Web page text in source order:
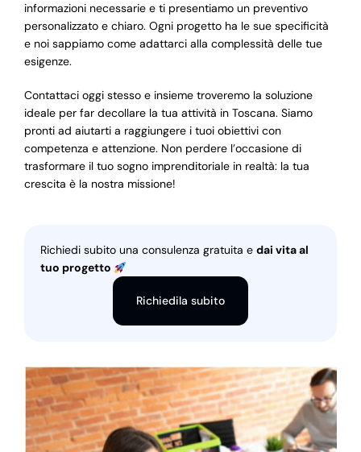
informazioni necessarie e ti presentiamo un preventivo
personalizzato e chiaro. Ogni progetto ha le sue specificità
e noi sappiamo come adattarci alla complessità delle tue
esigenze.
Contattaci oggi stesso e insieme troveremo la soluzione
ideale per far decollare la tua attività in Toscana. Siamo
pronti ad aiutarti a raggiungere i tuoi obiettivi con
competenza e attenzione. Non perdere l’occasione di
trasformare il tuo sogno imprenditoriale in realtà: la tua
crescita è la nostra missione!
Richiedi subito una consulenza gratuita e dai vita al
tuo progetto
Richiedila subito